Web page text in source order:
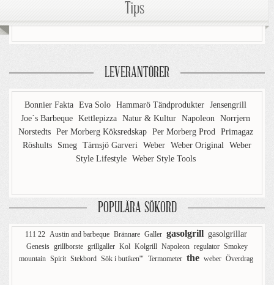
Tips
LEVERANTÖRER
Bonnier Fakta Eva Solo Hammarö Tändprodukter Jensengrill
Joe´s Barbeque Kettlepizza Natur & Kultur Napoleon Norrjern
Norstedts Per Morberg Köksredskap Per Morberg Prod Primagaz
Röshults
Smeg Tärnsjö Garveri Weber Weber Original Weber
Style Lifestyle Weber Style Tools
POPULÄRA SÖKORD
111 22 Austin and barbeque Brännare Galler gasolgrill gasolgrillar
Genesis grillborste grillgaller Kol Kolgrill Napoleon regulator Smokey
mountain Spirit Stekbord Sök i butiken'" Termometer the weber Överdrag